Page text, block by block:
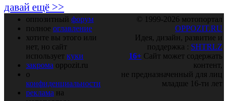
давай ещё >>
оппозитный форум
полное оглавление
хотите вы этого или
нет, но сайт
использует куки
закрома oppozit.ru
о
конфиденциальности
реклама на
© 1999-2026 мотопортал
OPPOZIT.RU
Идея, дизайн, развитие и
поддержка : SHTRLZ
16+ Сайт может содержать
контент,
не предназначенный для лиц
младше 16-ти лет